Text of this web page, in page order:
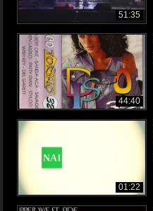
51:35
44:40
01:22